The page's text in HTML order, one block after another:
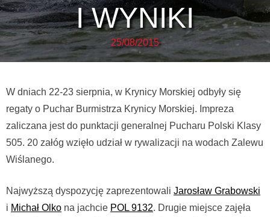
I WYNIKI
25/08/2015
W dniach 22-23 sierpnia, w Krynicy Morskiej odbyły się
regaty o Puchar Burmistrza Krynicy Morskiej. Impreza
zaliczana jest do punktacji generalnej Pucharu Polski Klasy
505. 20 załóg wzięło udział w rywalizacji na wodach Zalewu
Wiślanego.
Najwyższą dyspozycję zaprezentowali Jarosław Grabowski
i Michał Olko na jachcie POL 9132. Drugie miejsce zajęła